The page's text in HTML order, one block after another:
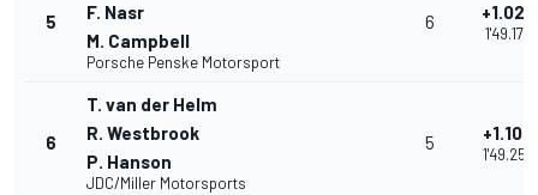
5
F. Nasr
M. Campbell
Porsche Penske Motorsport
6 +1.027
1'49.179
6
T. van der Helm
R. Westbrook
P. Hanson
JDC/Miller Motorsports
5 +1.106
1'49.258